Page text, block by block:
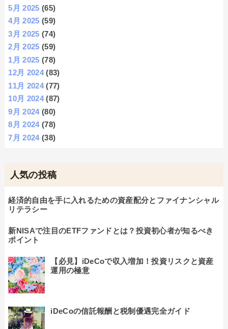
5月 2025 (65)
4月 2025 (59)
3月 2025 (74)
2月 2025 (59)
1月 2025 (78)
12月 2024(83)
11月 2024(77)
10月 2024(87)
9月 2024(80)
8月 2024(78)
7月 2024(38)
人気の投稿
経済的自由を手に入れるための資産配分とファイナンシャル
リテラシー
新NISAで注目のETFファンドとは？投資初心者が知るべき
ポイント
【必見】iDeCoで収入増加！投資リスクと資産
運用の極意
iDeCoの信託報酬と税制優遇完全ガイド